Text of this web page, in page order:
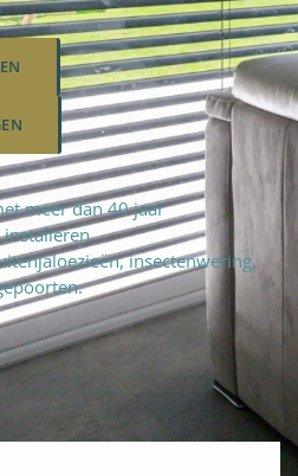
meer dan 40 jaar
installeren
insectenwering,